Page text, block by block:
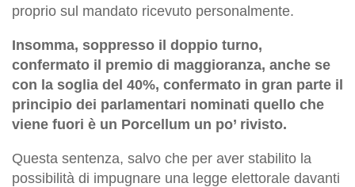
proprio sul mandato ricevuto personalmente.
Insomma, soppresso il doppio turno,
confermato il premio di maggioranza, anche se
con la soglia del 40%, confermato in gran parte il
principio dei parlamentari nominati quello che
viene fuori è un Porcellum un po’ rivisto.
Questa sentenza, salvo che per aver stabilito la
possibilità di impugnare una legge elettorale davanti